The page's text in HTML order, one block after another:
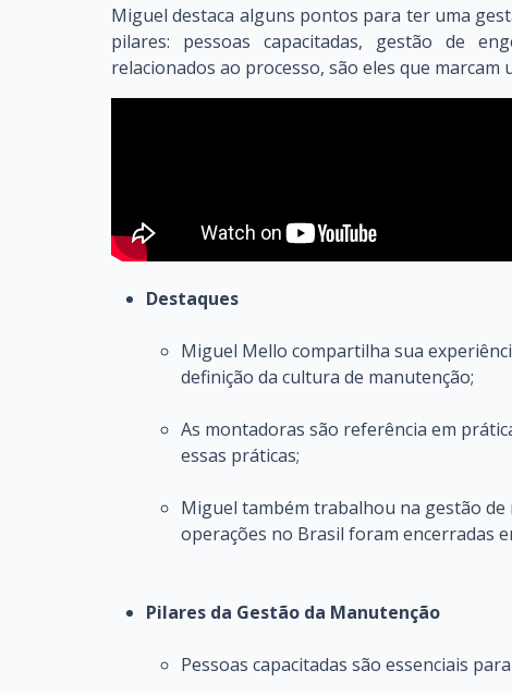
Miguel destaca alguns pontos para ter uma
pilares: pessoas capacitadas, gestão de
relacionados ao processo, são eles que marcam
Destaques
Miguel Mello compartilha sua
definição da cultura de manutenção;
As montadoras são referência em
essas práticas;
Miguel também trabalhou na gestão de
operações no Brasil foram encerradas
Pilares da Gestão da Manutenção
Pessoas capacitadas são essenciais